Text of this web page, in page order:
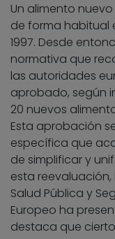
Un alimento
de forma habitual
1997. Desde
normativa que
las autoridades
aprobado, según
20 nuevos
Esta aprobación
específica que
de simplificar y
esta reevaluación,
Salud Pública y
Europeo ha
destaca que